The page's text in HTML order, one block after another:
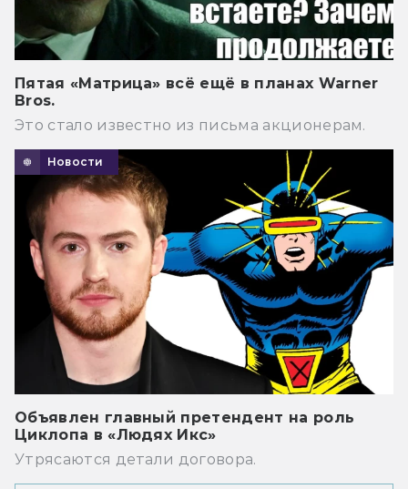
Пятая «Матрица» всё ещё в планах Warner
Bros.
Это стало известно из письма акционерам.
Новости
Объявлен главный претендент на роль
Циклопа в «Людях Икс»
Утрясаются детали договора.